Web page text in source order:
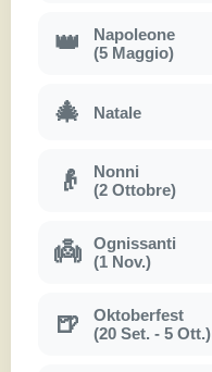
👑
Napoleone
(5 Maggio)
🎄 Natale
👴
Nonni
(2 Ottobre)
👼
Ognissanti
(1 Nov.)
🍺
Oktoberfest
(20 Set. - 5 Ott.)